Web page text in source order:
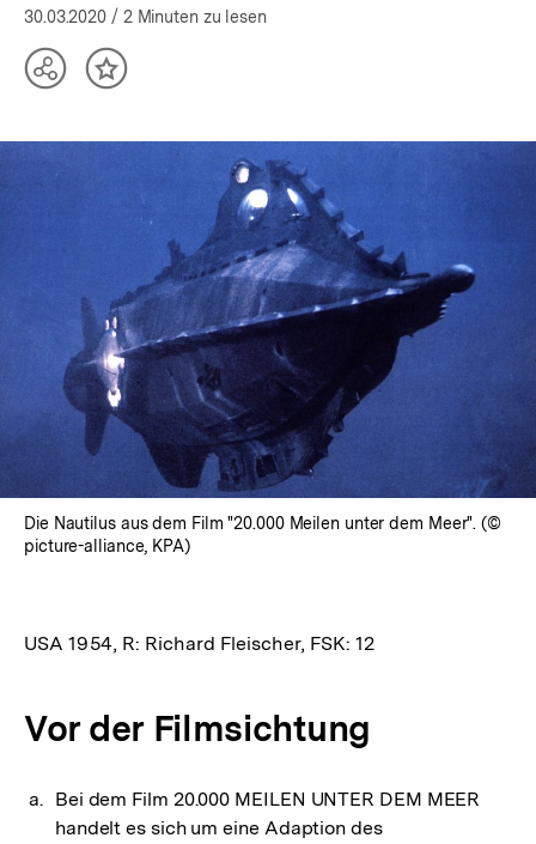
30.03.2020 / 2 Minuten zu lesen
TeilenInhalt
Die Nautilus aus dem Film "20.000 Meilen unter dem Meer". (©
picture-alliance, KPA)
USA 1954, R: Richard Fleischer, FSK: 12
Vor der Filmsichtung
Bei dem Film 20.000 MEILEN UNTER DEM MEER
handelt es sich um eine Adaption des